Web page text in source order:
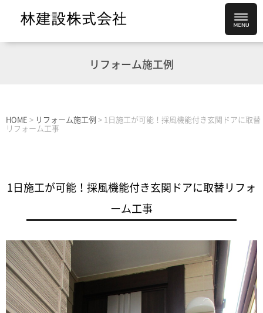
リフォーム施工例
HOME > リフォーム施工例 > 1日施工が可能！採風機能付き玄関ドアに取替
リフォーム工事
1日施工が可能！採風機能付き玄関ドアに取替リフォ
ーム工事